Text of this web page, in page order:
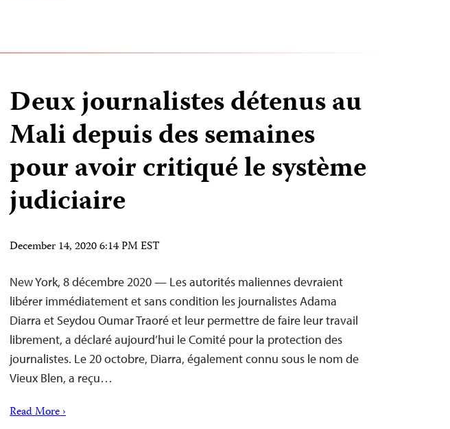
Deux journalistes détenus au
Mali depuis des semaines
pour avoir critiqué le système
judiciaire
December 14, 2020 6:14 PM EST
New York, 8 décembre 2020 — Les autorités maliennes devraient
libérer immédiatement et sans condition les journalistes Adama
Diarra et Seydou Oumar Traoré et leur permettre de faire leur travail
librement, a déclaré aujourd’hui le Comité pour la protection des
journalistes. Le 20 octobre, Diarra, également connu sous le nom de
Vieux Blen, a reçu…
Read More ›